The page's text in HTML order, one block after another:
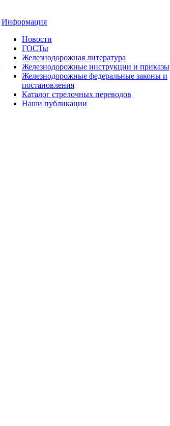
Информация
Новости
ГОСТы
Железнодорожная литература
Железнодорожные инструкции и приказы
Железнодорожные федеральные законы и
постановления
Каталог стрелочных переводов
Наши публикации